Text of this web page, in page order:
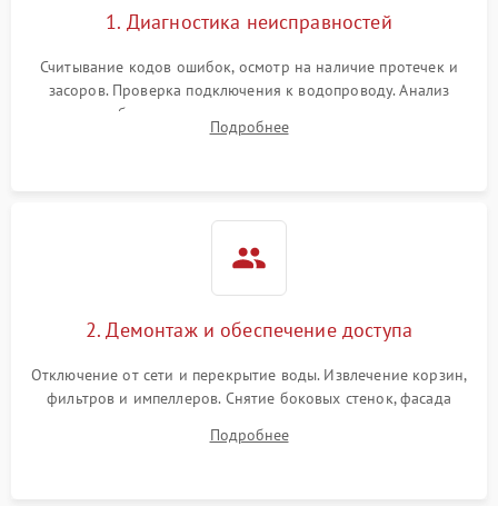
циркуляционным насосом
2100 ₽ Подробнее →
1. Диагностика неисправностей
Считывание кодов ошибок, осмотр на наличие протечек и
засоров. Проверка подключения к водопроводу. Анализ
жалоб на отсутствие слива, нагрева, вращения
разбрызгивателей или срабатывание системы защиты
Подробнее
2. Демонтаж и обеспечение доступа
Отключение от сети и перекрытие воды. Извлечение корзин,
фильтров и импеллеров. Снятие боковых стенок, фасада
циркуляционному насосу, ТЭНу и сливной помпе.
Подробнее